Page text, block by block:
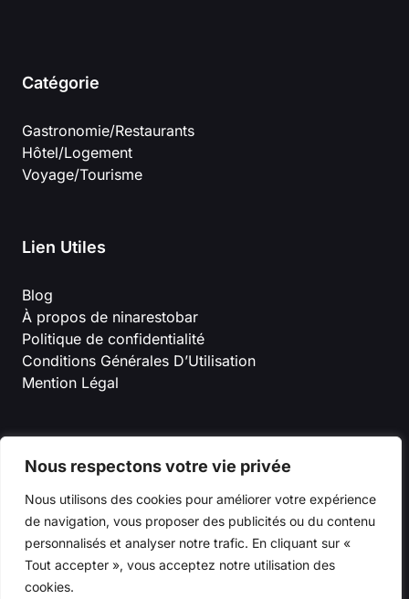
Nous respectons votre vie privée
Nous utilisons des cookies pour améliorer votre expérience
de navigation, vous proposer des publicités ou du contenu
personnalisés et analyser notre trafic. En cliquant sur «
Tout accepter », vous acceptez notre utilisation des
cookies.
Catégorie
Gastronomie/Restaurants
Hôtel/Logement
Voyage/Tourisme
Lien Utiles
Blog
À propos de ninarestobar
Politique de confidentialité
Conditions Générales D’Utilisation
Mention Légal
© 2026 ninarestobar